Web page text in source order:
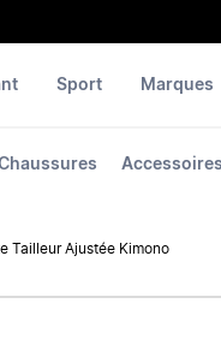
Accessoires
Sport Marques
Tailleur Ajustée Kimono